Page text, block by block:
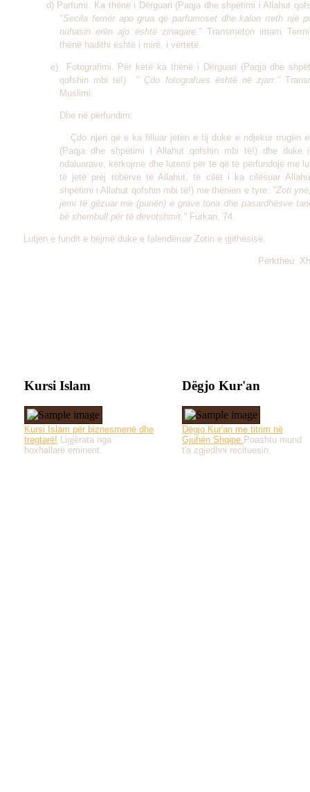
d) Parfumi. Ka thënë i Dërguari (Paqja dhe shpëtimi i Allahut
"Secila femër apo grua që parfumoset dhe kalon rreth një
nuhasin erën ajo është zinaqare." Transmeton imam
thënë hadithi është i mirë, i vërtetë.
e) Fotografimi. Për këtë ka thënë i Dërguari (Paqja dhe
qofshin mbi të!) " Çdo fotografues është në zjarr."
Muslimi.
Dhe në përfundim:
Çdo njeri që e ka filluar jetën e tij duke e ndjekur rrugën e
(Paqja dhe shpëtimi i Allahut qofshin mbi të!) dhe duke
ndaluarave, kërkojmë dhe lutemi për të që të përfundojë me
të jetë prej robërve të Allahut, të cilët i ka cilësuar
shpëtimi i Allahut qofshin mbi të!) me thënien e tyre: "Zoti
jemi të gëzuar me (punën) e grave tona dhe pasardhësve
bë shembull për të devotshmit." Furkan, 74.
Lutjen e fundit e bëjmë duke e falendëruar Zotin e gjithësisë.
Përktheu:
Kursi Islam
Kursi Islam për biznesmenë dhe
tregtarë! Ligjërata nga
hoxhallarë eminent.
Dëgjo Kur'an
Dëgjo Kur'an me titrim në
Gjuhën Shqipe. Poashtu mund
t'a zgjedhni recituesin.